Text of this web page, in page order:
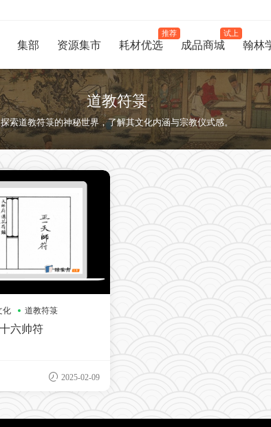
集部 资源集市 耗材优选
推荐
成品商城
试上
翰林
道教符箓
探索道教符箓的神秘世界，了解其文化内涵与宗教仪式感。
化
道教符箓
六帅符
2025-02-09